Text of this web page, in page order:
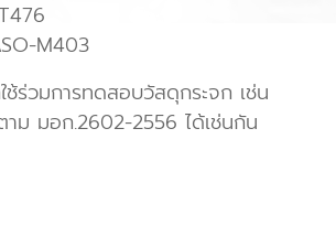
M403
วมการทดสอบวัสดุกระจก เช่น
ม มอก.2602-2556 ได้เช่นกัน